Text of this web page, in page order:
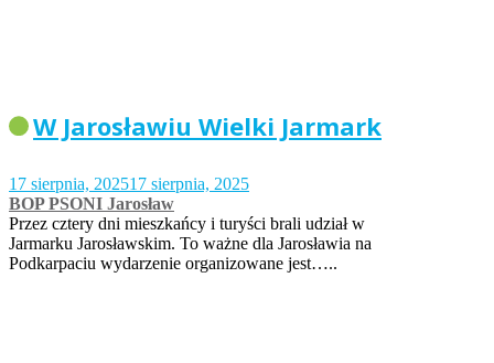
W Jarosławiu Wielki Jarmark
17 sierpnia, 202517 sierpnia, 2025
BOP PSONI Jarosław
Przez cztery dni mieszkańcy i turyści brali udział w
Jarmarku Jarosławskim. To ważne dla Jarosławia na
Podkarpaciu wydarzenie organizowane jest…..